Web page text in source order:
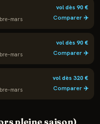
vol dès90€
Comparer ✈️
vol dès90€
Comparer ✈️
vol dès320€
Comparer ✈️